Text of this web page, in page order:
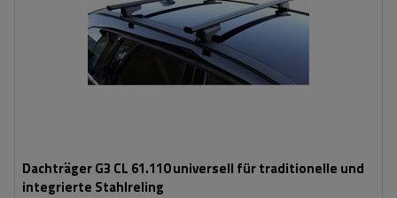
Dachträger G3 CL 61.110 universell für traditionelle und
integrierte Stahlreling